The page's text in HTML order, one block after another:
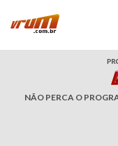
NÃO PERCA O